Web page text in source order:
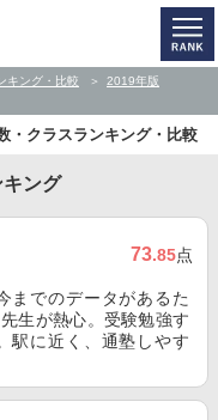
キング・比較
2019年版
・クラスランキング・比較
ング
73.85点
までのデータがあるた
生が熱心。受験勉強す
駅に近く、通塾しやす